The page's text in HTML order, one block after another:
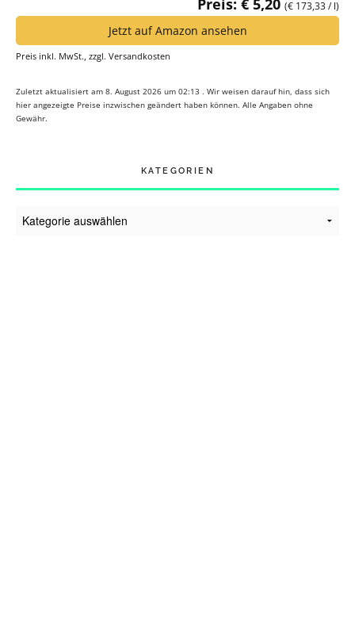
Preis: € 5,20 (€ 173,33 / l)
Jetzt auf Amazon ansehen
Preis inkl. MwSt., zzgl. Versandkosten
Zuletzt aktualisiert am 8. August 2026 um 02:13 . Wir weisen darauf hin, dass sich
hier angezeigte Preise inzwischen geändert haben können. Alle Angaben ohne
Gewähr.
KATEGORIEN
Kategorien